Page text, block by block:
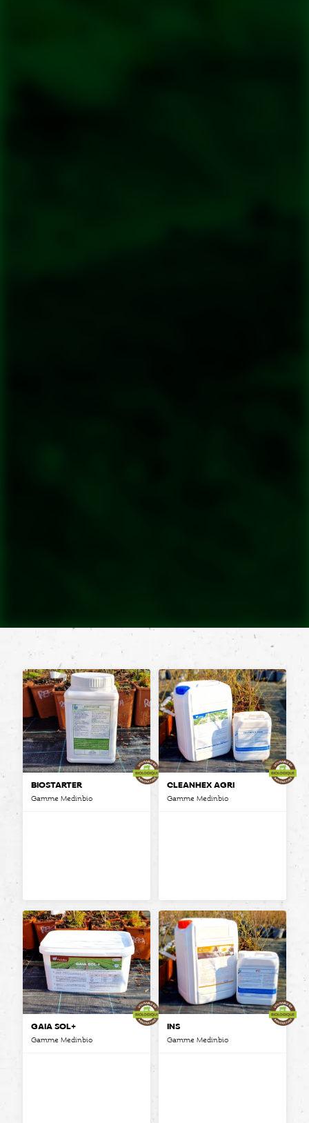
BIOSTARTER
Gamme Medinbio
CLEANHEX AGRI
Gamme Medinbio
GAIA SOL+
Gamme Medinbio
INS
Gamme Medinbio